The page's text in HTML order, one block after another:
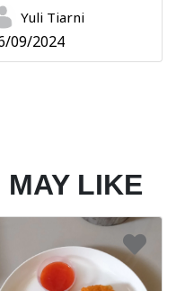
Yuli Tiarni
09/2024
MAY LIKE